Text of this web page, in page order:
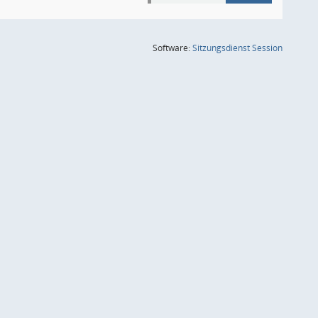
Software:SitzungsdienstSession(Wird in